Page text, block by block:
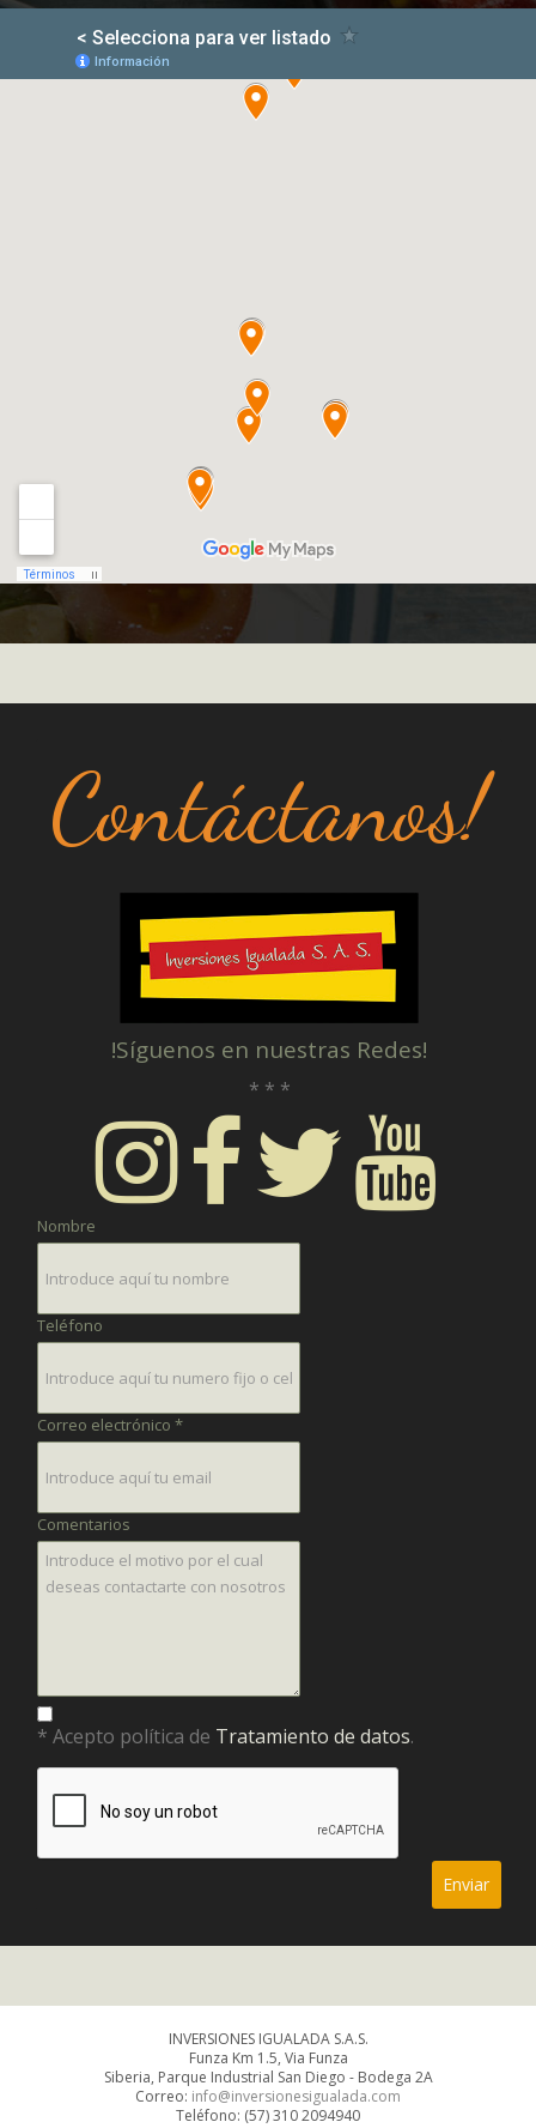
Contáctanos!
!Síguenos en nuestras Redes!
* * *
Nombre
Teléfono
Correo electrónico *
Comentarios
* Acepto política de Tratamiento de datos.
INVERSIONES IGUALADA S.A.S.
Funza Km 1.5, Via Funza
Siberia, Parque Industrial San Diego - Bodega 2A
Correo: info@inversionesigualada.com
Teléfono: (57) 310 2094940